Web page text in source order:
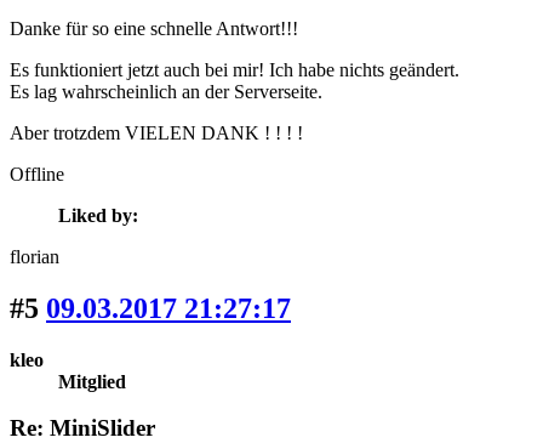
Danke für so eine schnelle Antwort!!!
Es funktioniert jetzt auch bei mir! Ich habe nichts geändert.
Es lag wahrscheinlich an der Serverseite.
Aber trotzdem VIELEN DANK ! ! ! !
Offline
Liked by:
florian
#5 09.03.2017 21:27:17
kleo
Mitglied
Re: MiniSlider